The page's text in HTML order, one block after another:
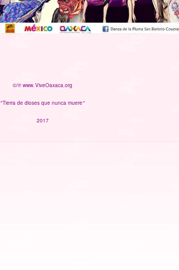
©/℗ www.ViveOaxaca.org
"Tierra de dioses que nunca muere"
2017